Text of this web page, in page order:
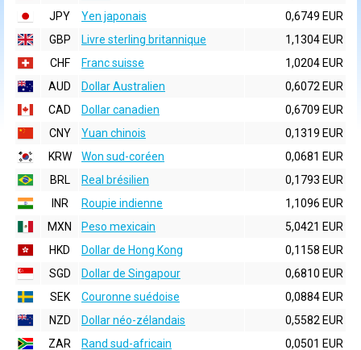
JPY
Yen japonais
0,6749 EUR
GBP
Livre sterling britannique
1,1304 EUR
CHF
Franc suisse
1,0204 EUR
AUD
Dollar Australien
0,6072 EUR
CAD
Dollar canadien
0,6709 EUR
CNY
Yuan chinois
0,1319 EUR
KRW
Won sud-coréen
0,0681 EUR
BRL
Real brésilien
0,1793 EUR
INR
Roupie indienne
1,1096 EUR
MXN
Peso mexicain
5,0421 EUR
HKD
Dollar de Hong Kong
0,1158 EUR
SGD
Dollar de Singapour
0,6810 EUR
SEK
Couronne suédoise
0,0884 EUR
NZD
Dollar néo-zélandais
0,5582 EUR
ZAR
Rand sud-africain
0,0501 EUR